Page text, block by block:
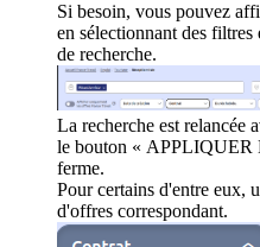
Si besoin, vous pouvez
en sélectionnant des filtres
de recherche.
La recherche est relancée
le bouton « APPLIQUER
ferme.
Pour certains d'entre eux,
d'offres correspondant.